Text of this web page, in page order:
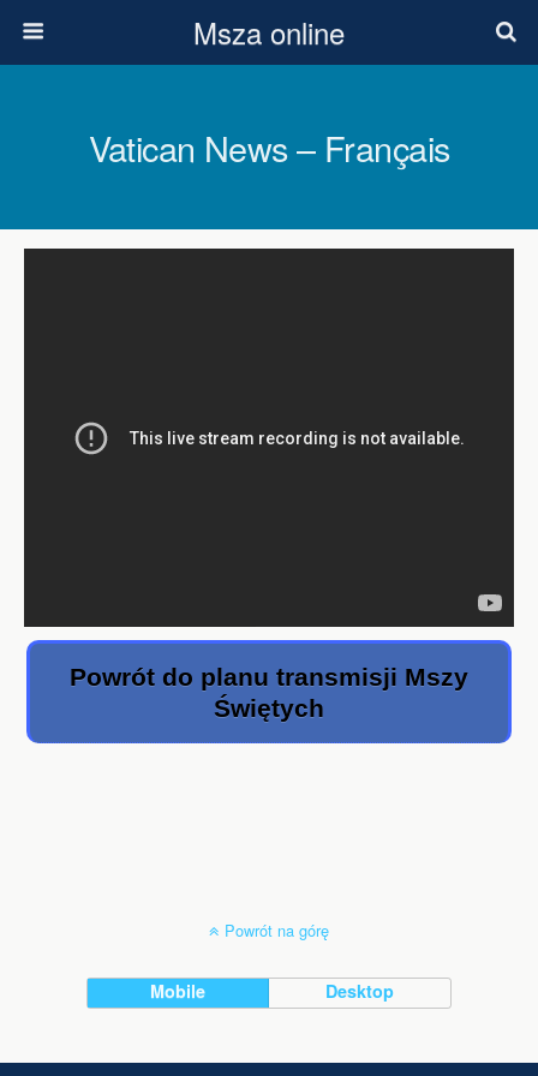
Msza online
Vatican News – Français
Powrót do planu transmisji Mszy
Świętych
Powrót na górę
Mobile Desktop